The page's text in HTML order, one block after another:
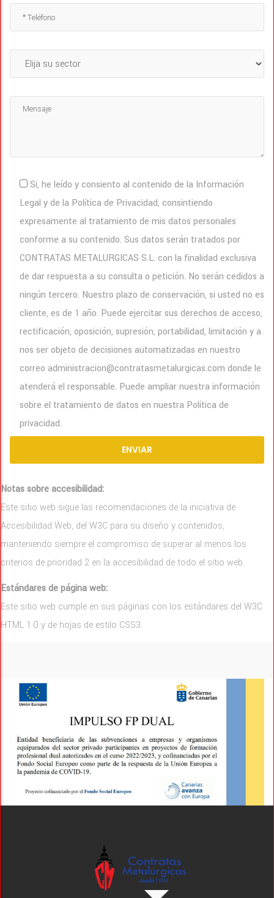
Si, he leído y consiento al contenido de la Información
Legal y de la Política de Privacidad, consintiendo
expresamente al tratamiento de mis datos personales
conforme a su contenido. Sus datos serán tratados por
CONTRATAS METALURGICAS S.L. con la finalidad exclusiva
de dar respuesta a su consulta o petición. No serán cedidos a
ningún tercero. Nuestro plazo de conservación, si usted no es
cliente, es de 1 año. Puede ejercitar sus derechos de acceso,
rectificación, oposición, supresión, portabilidad, limitación y a
nos ser objeto de decisiones automatizadas en nuestro
correo administracion@contratasmetalurgicas.com donde le
atenderá el responsable. Puede ampliar nuestra información
sobre el tratamiento de datos en nuestra Política de
privacidad.
Notas sobre accesibilidad:
Este sitio web sigue las recomendaciones de la iniciativa de
Accesibilidad Web, del W3C para su diseño y contenidos,
manteniendo siempre el compromiso de superar al menos los
criterios de prioridad 2 en la accesibilidad de todo el sitio web.
Estándares de página web:
Este sitio web cumple en sus páginas con los estándares del W3C
HTML 1.0 y de hojas de estilo CSS3.